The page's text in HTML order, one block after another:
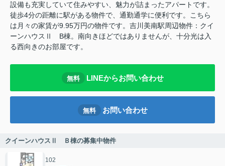
設備も充実していて住みやすい、魅力が詰まったアパートです。
徒歩4分の距離に駅がある物件で、通勤通学に便利です。こちら
は月々の家賃が9.95万円の物件です。吉川美南駅周辺物件：クイ
ーンハウスⅡ B棟。南向きほどではありませんが、十分光は入
る西向きのお部屋です。
無料 LINEからお問い合わせ
無料 お問い合わせ
クイーンハウスⅡ Ｂ棟の募集中物件
102